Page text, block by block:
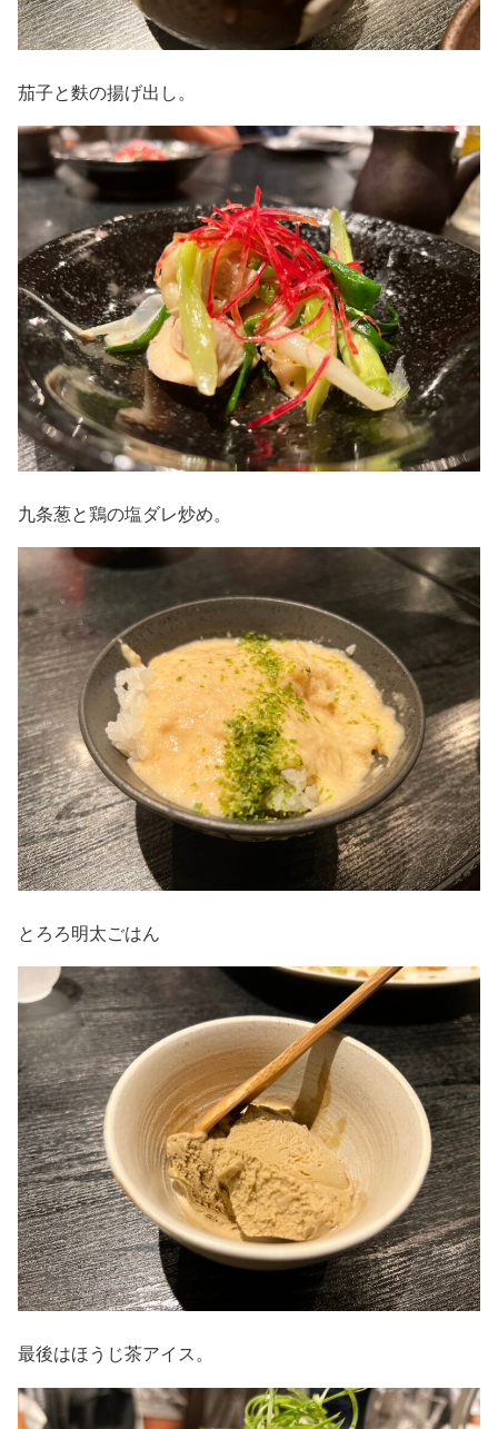
茄子と麩の揚げ出し。
九条葱と鶏の塩ダレ炒め。
とろろ明太ごはん
最後はほうじ茶アイス。